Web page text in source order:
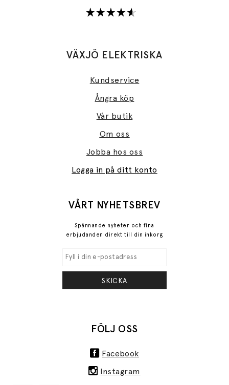
VÄXJÖ ELEKTRISKA
Kundservice
Ångra köp
Vår butik
Om oss
Jobba hos oss
Logga in på ditt konto
VÅRT NYHETSBREV
Spännande nyheter och fina
erbjudanden direkt till din inkorg
SKICKA
FÖLJ OSS
Facebook
Instagram